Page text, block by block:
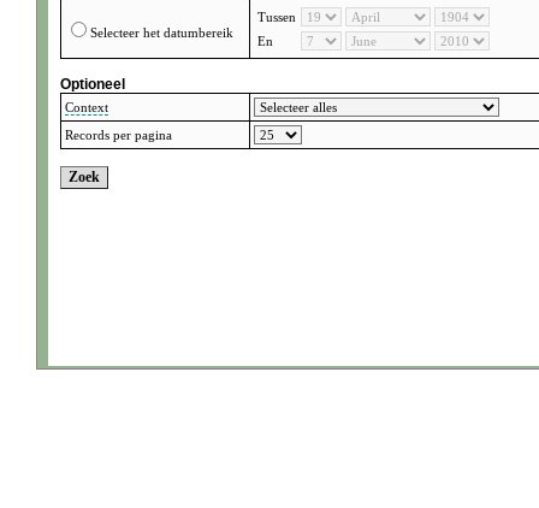
Selecteer het datumbereik
Tussen
En
Optioneel
Context
Records per pagina